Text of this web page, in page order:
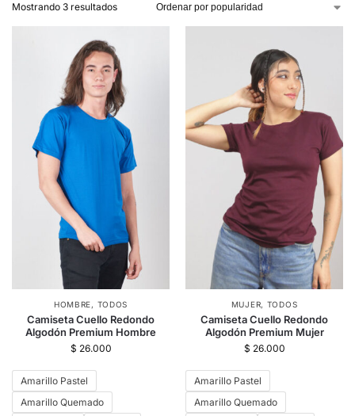
Mostrando 3 resultados
HOMBRE, TODOS
Camiseta Cuello Redondo
Algodón Premium Hombre
$ 26.000
Amarillo Pastel
Amarillo Quemado
MUJER, TODOS
Camiseta Cuello Redondo
Algodón Premium Mujer
$ 26.000
Amarillo Pastel
Amarillo Quemado